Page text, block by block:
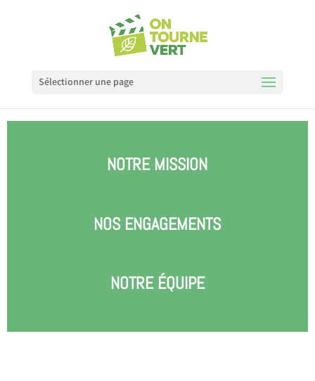
Sélectionner une page
NOTRE MISSION
NOS ENGAGEMENTS
NOTRE ÉQUIPE